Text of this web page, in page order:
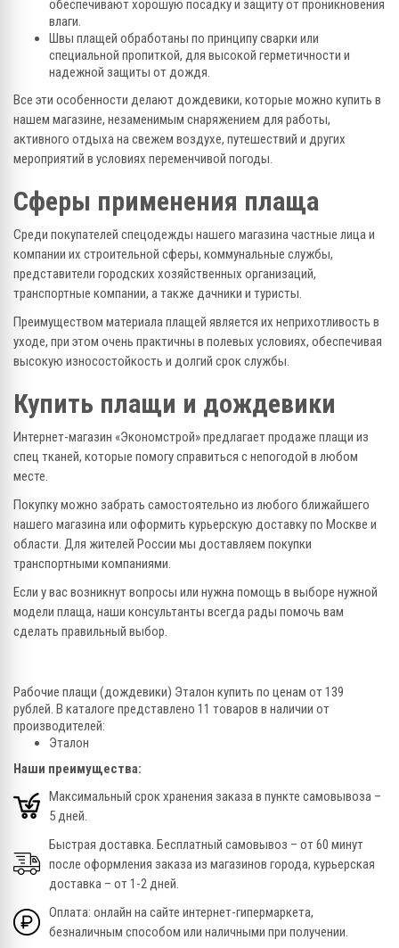
обеспечивают хорошую посадку и защиту от проникновения
влаги.
Швы плащей обработаны по принципу сварки или
специальной пропиткой, для высокой герметичности и
надежной защиты от дождя.
Все эти особенности делают дождевики, которые можно купить в
нашем магазине, незаменимым снаряжением для работы,
активного отдыха на свежем воздухе, путешествий и других
мероприятий в условиях переменчивой погоды.
Сферы применения плаща
Среди покупателей спецодежды нашего магазина частные лица и
компании их строительной сферы, коммунальные службы,
представители городских хозяйственных организаций,
транспортные компании, а также дачники и туристы.
Преимуществом материала плащей является их неприхотливость в
уходе, при этом очень практичны в полевых условиях, обеспечивая
высокую износостойкость и долгий срок службы.
Купить плащи и дождевики
Интернет-магазин «Экономстрой» предлагает продаже плащи из
спец тканей, которые помогу справиться с непогодой в любом
месте.
Покупку можно забрать самостоятельно из любого ближайшего
нашего магазина или оформить курьерскую доставку по Москве и
области. Для жителей России мы доставляем покупки
транспортными компаниями.
Если у вас возникнут вопросы или нужна помощь в выборе нужной
модели плаща, наши консультанты всегда рады помочь вам
сделать правильный выбор.
Рабочие плащи (дождевики) Эталон купить по ценам от 139
рублей. В каталоге представлено 11 товаров в наличии от
производителей:
Эталон
Наши преимущества:
Максимальный срок хранения заказа в пункте самовывоза –
5 дней.
Быстрая доставка. Бесплатный самовывоз – от 60 минут
после оформления заказа из магазинов города, курьерская
доставка – от 1-2 дней.
Оплата: онлайн на сайте интернет-гипермаркета,
безналичным способом или наличными при получении.